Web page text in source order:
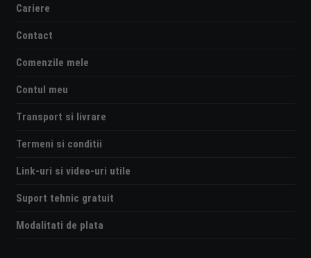
Cariere
Contact
Comenzile mele
Contul meu
Transport si livrare
Termeni si conditii
Link-uri si video-uri utile
Suport tehnic gratuit
Modalitati de plata